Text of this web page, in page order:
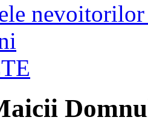
nevoitorilor